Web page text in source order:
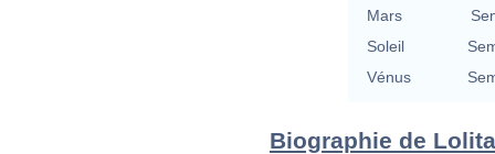
Mars
Soleil
Vénus
Biographie de